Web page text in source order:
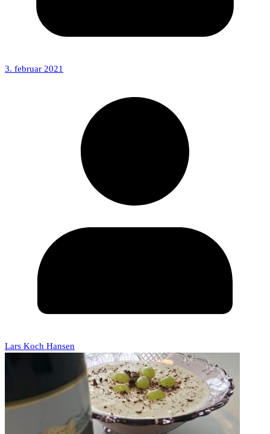
3. februar 2021
Lars Koch Hansen